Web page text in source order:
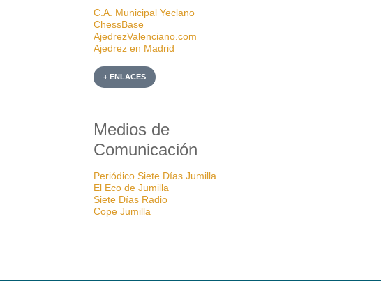
C.A. Municipal Yeclano
ChessBase
AjedrezValenciano.com
Ajedrez en Madrid
+ ENLACES
Medios de
Comunicación
Periódico Siete Días Jumilla
El Eco de Jumilla
Siete Días Radio
Cope Jumilla